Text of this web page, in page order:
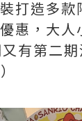
打造多款
惠，大人
有第二